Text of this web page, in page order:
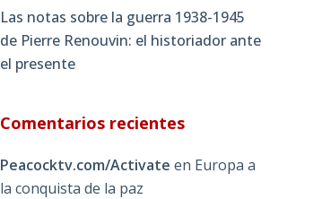
Las notas sobre la guerra 1938-1945
de Pierre Renouvin: el historiador ante
el presente
Comentarios recientes
Peacocktv.com/Activate en Europa a
la conquista de la paz